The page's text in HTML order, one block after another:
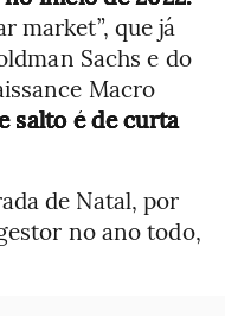
market”, que já
Sachs e do
Macro
salto é de curta
de Natal, por
no ano todo,